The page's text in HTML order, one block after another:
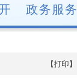
政务服务
【打印】